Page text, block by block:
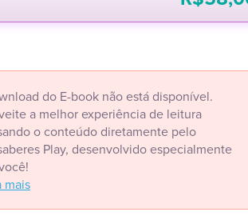
do E-book não está disponível.
a melhor experiência de leitura
o conteúdo diretamente pelo
Play, desenvolvido especialmente
mais